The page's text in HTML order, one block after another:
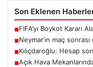
Son Eklenen
■FIFA’yı Boykot Kararı
■Neymar’ın maç
■Kılıçdaroğlu: Hesap
■Açık Hava